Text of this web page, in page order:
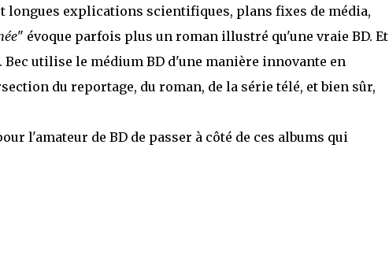
longues explications scientifiques, plans fixes de média,
" évoque parfois plus un roman illustré qu'une vraie BD. Et
utilise le médium BD d'une manière innovante en
du reportage, du roman, de la série télé, et bien sûr,
l'amateur de BD de passer à côté de ces albums qui